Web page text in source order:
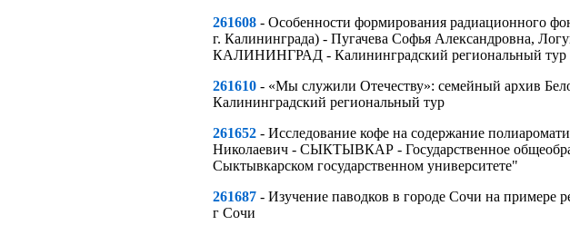
261608 - Особенности формирования радиационного
г. Калининграда) - Пугачева Софья Александровна,
КАЛИНИНГРАД - Калининградский региональный тур
261610 - «Мы служили Отечеству»: семейный архив
Калининградский региональный тур
261652 - Исследование кофе на содержание
Николаевич - СЫКТЫВКАР - Государственное
Сыктывкарском государственном университете"
261687 - Изучение паводков в городе Сочи на
г Сочи